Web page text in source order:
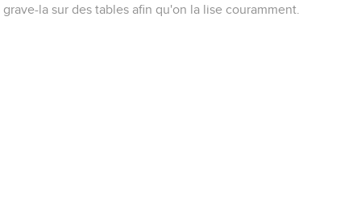
grave-la sur des tables afin qu'on la lise couramment.